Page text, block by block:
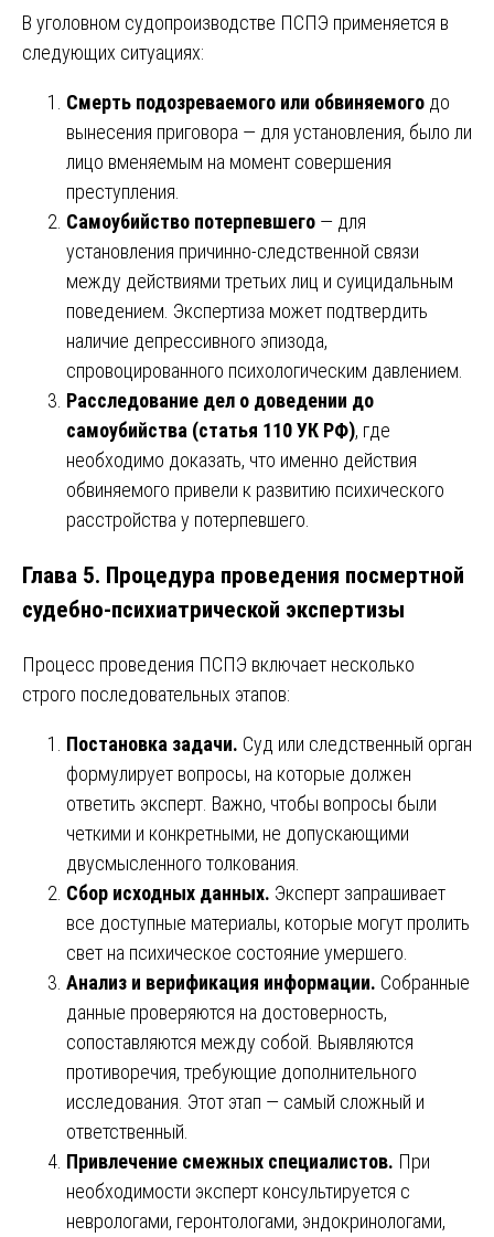
В уголовном судопроизводстве ПСПЭ применяется в
следующих ситуациях:
Смерть подозреваемого или обвиняемого до
вынесения приговора — для установления, было ли
лицо вменяемым на момент совершения
преступления.
Самоубийство потерпевшего — для
установления причинно-следственной связи
между действиями третьих лиц и суицидальным
поведением. Экспертиза может подтвердить
наличие депрессивного эпизода,
спровоцированного психологическим давлением.
Расследование дел о доведении до
самоубийства (статья 110 УК РФ), где
необходимо доказать, что именно действия
обвиняемого привели к развитию психического
расстройства у потерпевшего.
Глава 5. Процедура проведения посмертной
судебно-психиатрической экспертизы
Процесс проведения ПСПЭ включает несколько
строго последовательных этапов:
Постановка задачи. Суд или следственный орган
формулирует вопросы, на которые должен
ответить эксперт. Важно, чтобы вопросы были
четкими и конкретными, не допускающими
двусмысленного толкования.
Сбор исходных данных. Эксперт запрашивает
все доступные материалы, которые могут пролить
свет на психическое состояние умершего.
Анализ и верификация информации. Собранные
данные проверяются на достоверность,
сопоставляются между собой. Выявляются
противоречия, требующие дополнительного
исследования. Этот этап — самый сложный и
ответственный.
Привлечение смежных специалистов. При
необходимости эксперт консультируется с
неврологами, геронтологами, эндокринологами,